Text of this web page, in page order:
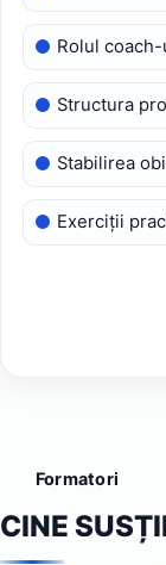
Rolul
Structura
Stabilirea
Exerciții
Formatori
CINE